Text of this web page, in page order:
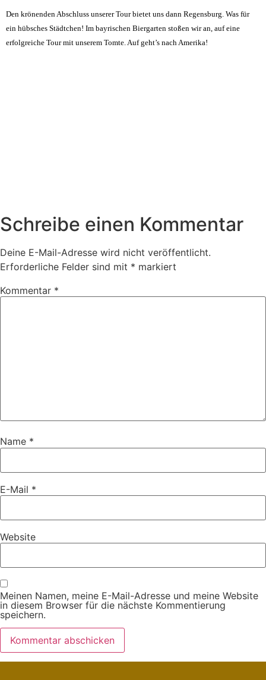
Den krönenden Abschluss unserer Tour bietet uns dann Regensburg. Was für
ein hübsches Städtchen! Im bayrischen Biergarten stoßen wir an, auf eine
erfolgreiche Tour mit unserem Tomte. Auf geht’s nach Amerika!
Schreibe einen Kommentar
Deine E-Mail-Adresse wird nicht veröffentlicht.
Erforderliche Felder sind mit * markiert
Kommentar *
Name *
E-Mail *
Website
Meinen Namen, meine E-Mail-Adresse und meine Website
in diesem Browser für die nächste Kommentierung
speichern.